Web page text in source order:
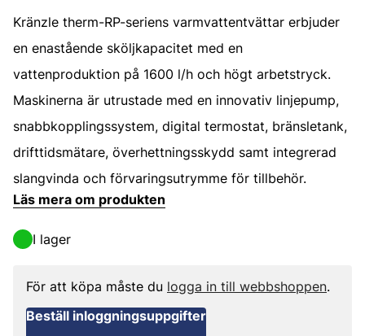
Kränzle therm-RP-seriens varmvattentvättar erbjuder
en enastående sköljkapacitet med en
vattenproduktion på 1600 l/h och högt arbetstryck.
Maskinerna är utrustade med en innovativ linjepump,
snabbkopplingssystem, digital termostat, bränsletank,
drifttidsmätare, överhettningsskydd samt integrerad
slangvinda och förvaringsutrymme för tillbehör.
Läs mera om produkten
I lager
För att köpa måste du logga in till webbshoppen.
Beställ inloggningsuppgifter